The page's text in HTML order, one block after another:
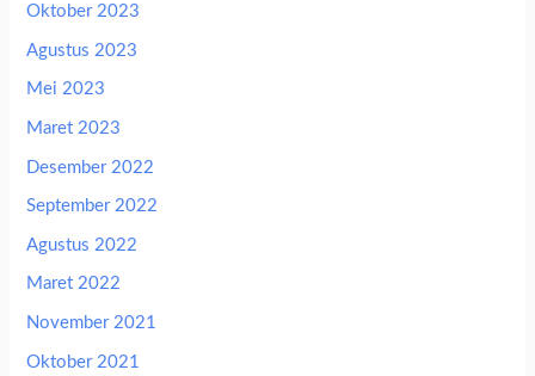
Oktober 2023
Agustus 2023
Mei 2023
Maret 2023
Desember 2022
September 2022
Agustus 2022
Maret 2022
November 2021
Oktober 2021